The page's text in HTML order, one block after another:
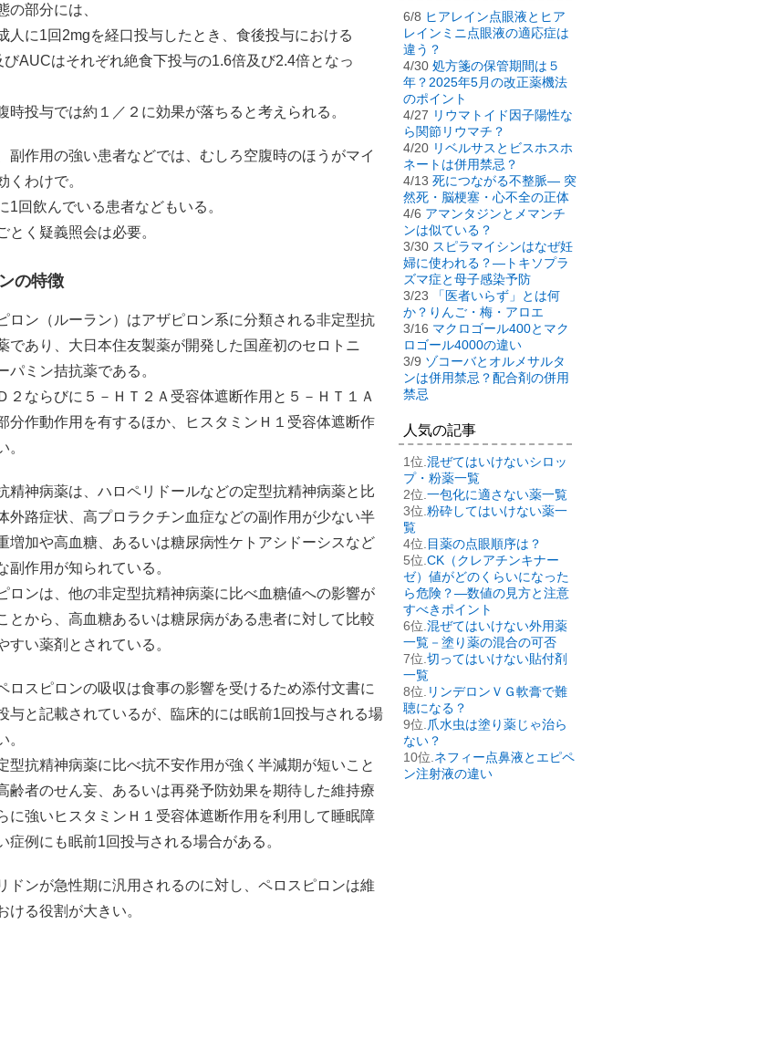
の部分には、
人に1回2mgを経口投与したとき、食後投与における
びAUCはそれぞれ絶食下投与の1.6倍及び2.4倍となっ
時投与では約１／２に効果が落ちると考えられる。
副作用の強い患者などでは、むしろ空腹時のほうがマイ
くわけで。
1回飲んでいる患者などもいる。
とく疑義照会は必要。
の特徴
ロン（ルーラン）はアザピロン系に分類される非定型抗
であり、大日本住友製薬が開発した国産初のセロトニ
パミン拮抗薬である。
２ならびに５－ＨＴ２Ａ受容体遮断作用と５－ＨＴ１Ａ
分作動作用を有するほか、ヒスタミンＨ１受容体遮断作
。
精神病薬は、ハロペリドールなどの定型抗精神病薬と比
外路症状、高プロラクチン血症などの副作用が少ない半
増加や高血糖、あるいは糖尿病性ケトアシドーシスなど
副作用が知られている。
ロンは、他の非定型抗精神病薬に比べ血糖値への影響が
とから、高血糖あるいは糖尿病がある患者に対して比較
すい薬剤とされている。
ロスピロンの吸収は食事の影響を受けるため添付文書に
与と記載されているが、臨床的には眠前1回投与される場
。
型抗精神病薬に比べ抗不安作用が強く半減期が短いこと
齢者のせん妄、あるいは再発予防効果を期待した維持療
に強いヒスタミンＨ１受容体遮断作用を利用して睡眠障
症例にも眠前1回投与される場合がある。
ドンが急性期に汎用されるのに対し、ペロスピロンは維
ける役割が大きい。
6/8 ヒアレイン点眼液とヒア
レインミニ点眼液の適応症は
違う？
4/30 処方箋の保管期間は５
年？2025年5月の改正薬機法
のポイント
4/27 リウマトイド因子陽性な
ら関節リウマチ？
4/20 リベルサスとビスホスホ
ネートは併用禁忌？
4/13 死につながる不整脈― 突
然死・脳梗塞・心不全の正体
4/6 アマンタジンとメマンチ
ンは似ている？
3/30 スピラマイシンはなぜ妊
婦に使われる？―トキソプラ
ズマ症と母子感染予防
3/23
「医者いらず」とは何
か？りんご・梅・アロエ
3/16 マクロゴール400とマク
ロゴール4000の違い
3/9 ゾコーバとオルメサルタ
ンは併用禁忌？配合剤の併用
禁忌
人気の記事
混ぜてはいけないシロッ
プ・粉薬一覧
一包化に適さない薬一覧
粉砕してはいけない薬一
覧
目薬の点眼順序は？
CK（クレアチンキナー
ゼ）値がどのくらいになった
ら危険？―数値の見方と注意
すべきポイント
混ぜてはいけない外用薬
一覧－塗り薬の混合の可否
切ってはいけない貼付剤
一覧
リンデロンＶＧ軟膏で難
聴になる？
爪水虫は塗り薬じゃ治ら
ない？
ネフィー点鼻液とエピペ
ン注射液の違い